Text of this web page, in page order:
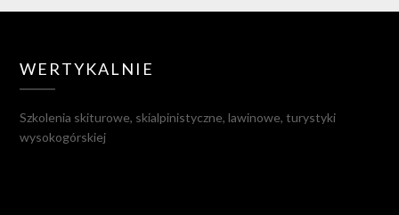
WERTYKALNIE
Szkolenia skiturowe, skialpinistyczne, lawinowe, turystyki
wysokogórskiej